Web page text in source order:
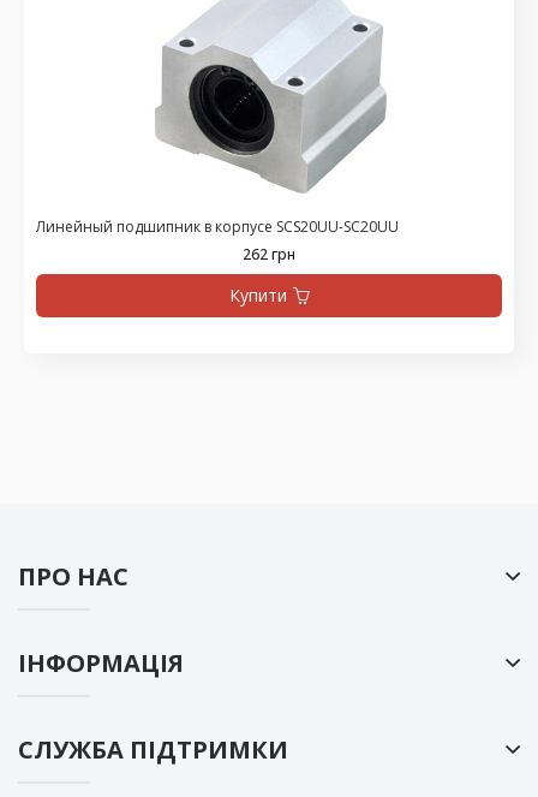
Линейный подшипник в корпусе SCS20UU-SC20UU
262 грн
Купити
ПРО НАС
ІНФОРМАЦІЯ
СЛУЖБА ПІДТРИМКИ